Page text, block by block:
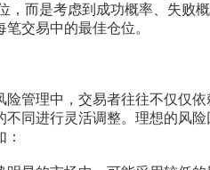
，而是考虑到成功概率、失败
交易中的最佳仓位。
管理中，交易者往往不仅仅依
不同进行灵活调整。理想的风